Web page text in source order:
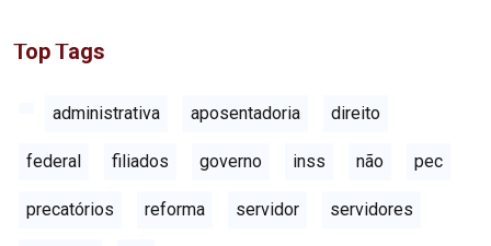
Top Tags
administrativa aposentadoria direito
federal filiados governo inss não pec
precatórios reforma servidor servidores